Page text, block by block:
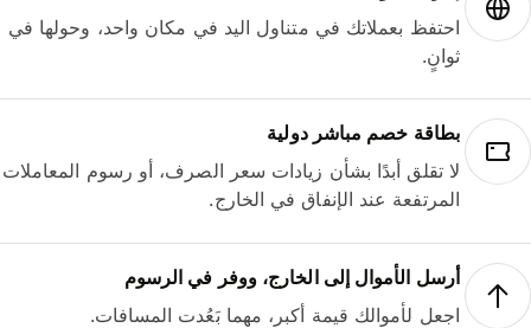
احتفظ بعملاتك في متناول اليد في مكان واحد، وحولها في
ثوانٍ.
بطاقة خصم مباشر دولية
لا تقلق أبدًا بشأن زيادات سعر الصرف، أو رسوم المعاملات
المرتفعة عند الإنفاق في الخارج.
أرسل الأموال إلى الخارج، ووفر في الرسوم
اجعل لأموالك قيمة أكبر، مهما بَعُدت المسافات.